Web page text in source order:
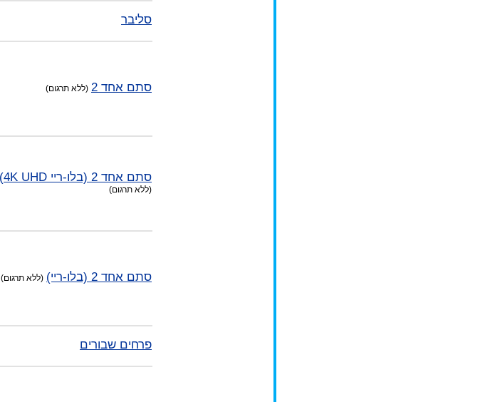
סליבר
סתם אחד 2 (ללא תרגום)
סתם אחד 2 (בלו-ריי 4K UHD)
(ללא תרגום)
סתם אחד 2 (בלו-ריי) (ללא תרגום)
פרחים שבורים